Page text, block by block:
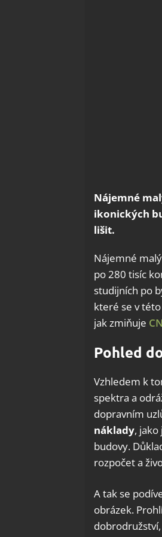
Nájemné
ikonických
lišit.
Nájemné
po 280 tisíc
studijních po
které se v
jak zmiňuje
Pohled
Vzhledem k
spektra a
dopravním
náklady,
budovy.
rozpočet a
A tak se
obrázek.
dobrodružství,